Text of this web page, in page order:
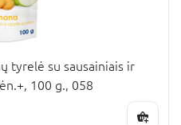
tyrelė su sausainiais ir
100 g., 058